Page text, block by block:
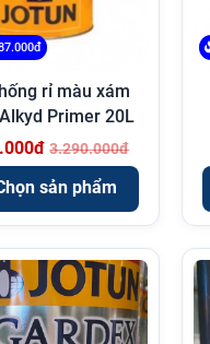
rỉ màu xám
Primer 20L
3.290.000đ
sản phẩm